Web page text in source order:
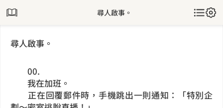
尋人啟事。
尋人啟事。
00.
我在加班。
正在回覆郵件時，手機跳出一則通知：「特別企